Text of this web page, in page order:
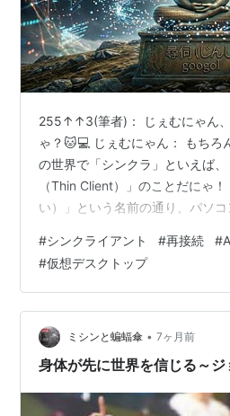
255↑↑3(筆者)： じぇむにゃん
ゃ？🐱💻 じぇむにゃん： もちろ
の世界で「シンクラ」といえば
（Thin Client）」のことだにゃ
い）」という名前の通り、パソ
べてサーバー側でやっちゃうシス
ゃ。 🐱 シンクラの主なメリット
ラス： パソコン本体にデータを
パソコンをどこかに置き忘れた
報漏洩のリスクがほぼゼロになる
ちゃ楽： O…
#シンクライアント #再接続 #
#仮想デスクトップ
ミシンと蝙蝠傘 • 7ヶ月前
身体が先に世界を信じる～